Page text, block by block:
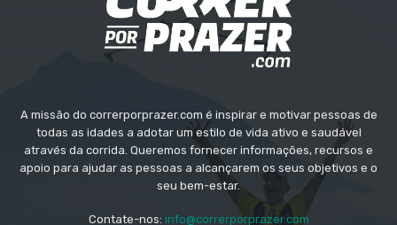
A missão do correrporprazer.com é inspirar e motivar pessoas de
todas as idades a adotar um estilo de vida ativo e saudável
através da corrida. Queremos fornecer informações, recursos e
apoio para ajudar as pessoas a alcançarem os seus objetivos e o
seu bem-estar.
Contate-nos: info@correrporprazer.com